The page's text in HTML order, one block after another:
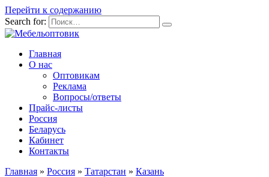
Перейти к содержанию
Search for:
Главная
О нас
Оптовикам
Реклама
Вопросы/ответы
Прайс-листы
Россия
Беларусь
Кабинет
Контакты
Главная » Россия » Татарстан » Казань